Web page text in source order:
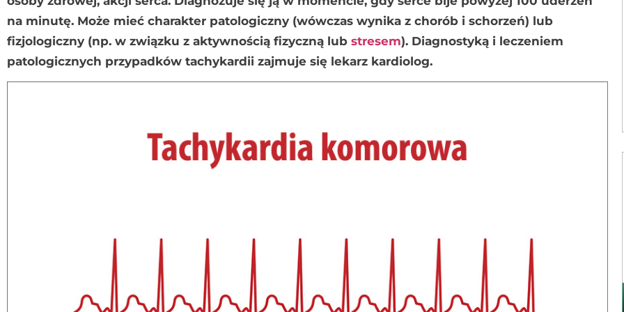
na minutę. Może mieć charakter patologiczny (wówczas wynika z chorób i schorzeń) lub
fizjologiczny (np. w związku z aktywnością fizyczną lub stresem). Diagnostyką i leczeniem
patologicznych przypadków tachykardii zajmuje się lekarz kardiolog.